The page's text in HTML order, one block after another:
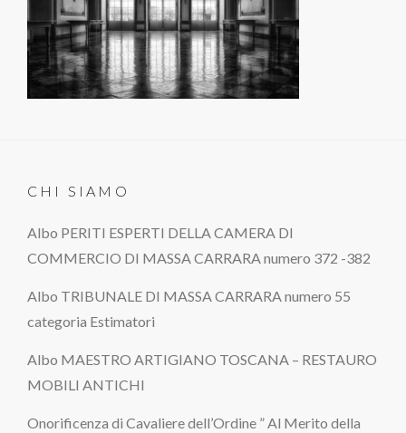
CHI SIAMO
Albo PERITI ESPERTI DELLA CAMERA DI
COMMERCIO DI MASSA CARRARA numero 372 -382
Albo TRIBUNALE DI MASSA CARRARA numero 55
categoria Estimatori
Albo MAESTRO ARTIGIANO TOSCANA – RESTAURO
MOBILI ANTICHI
Onorificenza di Cavaliere dell’Ordine ” Al Merito della